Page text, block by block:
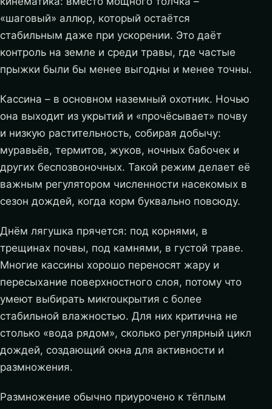
«шаговый» аллюр, который остаётся
стабильным даже при ускорении. Это даёт
контроль на земле и среди травы, где частые
прыжки были бы менее выгодны и менее точны.
Кассина – в основном наземный охотник. Ночью
она выходит из укрытий и «прочёсывает» почву
и низкую растительность, собирая добычу:
муравьёв, термитов, жуков, ночных бабочек и
других беспозвоночных. Такой режим делает её
важным регулятором численности насекомых в
сезон дождей, когда корм буквально повсюду.
Днём лягушка прячется: под корнями, в
трещинах почвы, под камнями, в густой траве.
Многие кассины хорошо переносят жару и
пересыхание поверхностного слоя, потому что
умеют выбирать микrouкрытия с более
стабильной влажностью. Для них критична не
столько «вода рядом», сколько регулярный цикл
дождей, создающий окна для активности и
размножения.
Размножение обычно приурочено к тёплым